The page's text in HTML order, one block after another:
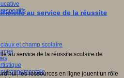
et champ scolaire
au service de la réussite
les ressources en ligne jouent un rôle